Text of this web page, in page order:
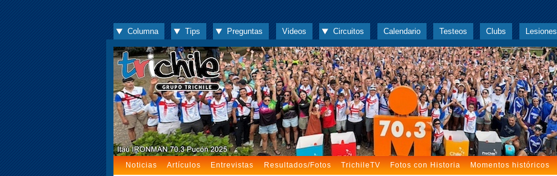
Columna Tips Preguntas Videos Circuitos Calendario Testeos Clubs Lesiones
Noticias Artículos Entrevistas Resultados/Fotos TrichileTV Fotos con Historia Momentos históricos